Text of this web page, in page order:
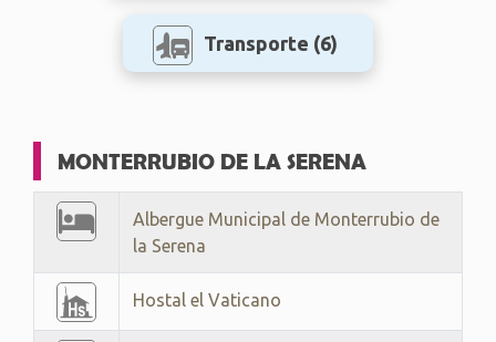
Transporte (6)
MONTERRUBIO DE LA SERENA
Albergue Municipal de Monterrubio de
la Serena
Hostal el Vaticano